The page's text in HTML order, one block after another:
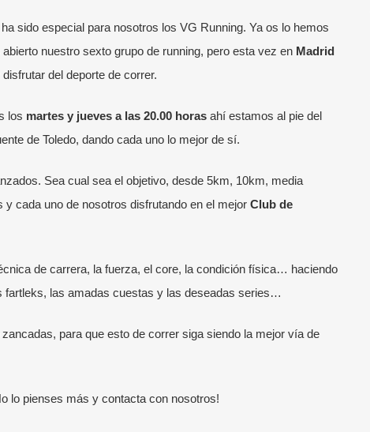
sido especial para nosotros los VG Running. Ya os lo hemos
nuestro sexto grupo de running, pero esta vez en Madrid
del deporte de correr.
los martes y jueves a las 20.00 horas ahí estamos al pie del
de Toledo, dando cada uno lo mejor de sí.
Sea cual sea el objetivo, desde 5km, 10km, media
cada uno de nosotros disfrutando en el mejor Club de
de carrera, la fuerza, el core, la condición física… haciendo
fartleks, las amadas cuestas y las deseadas series…
para que esto de correr siga siendo la mejor vía de
lo pienses más y contactacon nosotros!
Entrenador de running online: qué
24 junio, 2026
online
Escuela Running